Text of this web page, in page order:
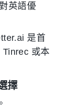
英語優
是首
Tinrec 或本
擇